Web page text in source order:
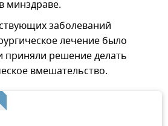
минздраве.
заболеваний
лечение было
приняли решение делать
вмешательство.